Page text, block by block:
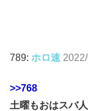
789: ホロ速
>>768
土曜もおはスバ